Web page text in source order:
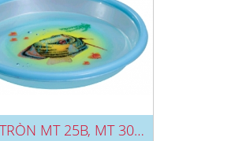
MÂM TRÒN MT 25B, MT 30B, MT 35B,...